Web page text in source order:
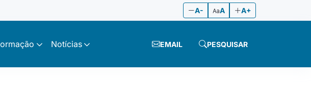
A- A A+
Notícias EMAIL PESQUISAR